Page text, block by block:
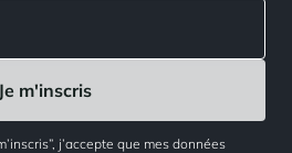
j’accepte que mes données